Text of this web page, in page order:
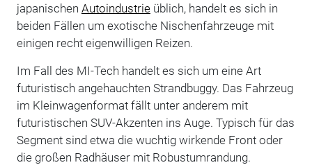
japanischen Autoindustrieüblich, handelt es sich in
beiden Fällen um exotische Nischenfahrzeuge mit
einigen recht eigenwilligen Reizen.
Im Fall des MI-Tech handelt es sich um eine Art
futuristisch angehauchten Strandbuggy. Das Fahrzeug
im Kleinwagenformat fällt unter anderem mit
futuristischen SUV-Akzenten ins Auge. Typisch für das
Segment sind etwa die wuchtig wirkende Front oder
die großen Radhäuser mit Robustumrandung.